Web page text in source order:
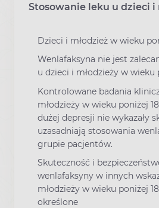
Stosowanie leku u dzieci i
Dzieci i młodzież w wieku
Wenlafaksyna nie jest
u dzieci i młodzieży w wieku
Kontrolowane badania
młodzieży w wieku poniżej
dużej depresji nie wykazały
uzasadniają stosowania
grupie pacjentów.
Skuteczność i
wenlafaksyny w innych
młodzieży w wieku poniżej
określone